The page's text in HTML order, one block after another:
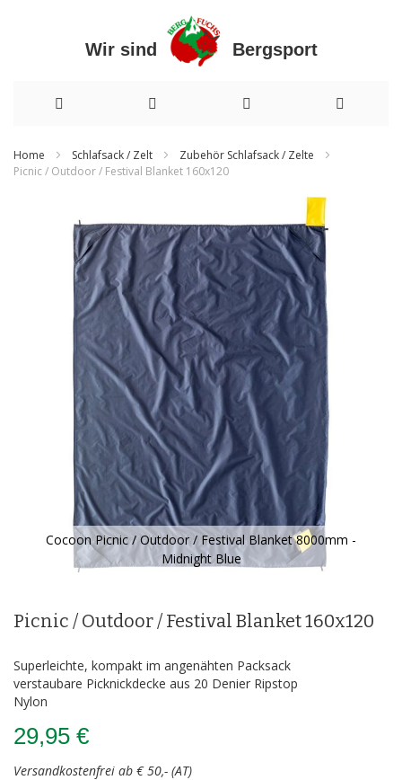
Wir sind Bergsport
zum
Home Schlafsack / Zelt
Zubehör Schlafsack / Zelte
Picnic / Outdoor / Festival Blanket 160x120
Bildergalerie
Cocoon Picnic / Outdoor / Festival Blanket 8000mm -
Midnight Blue
der
Bildergalerie
Picnic / Outdoor / Festival Blanket 160x120
Superleichte, kompakt im angenähten Packsack
verstaubare Picknickdecke aus 20 Denier Ripstop
Nylon
29,95 €
Versandkostenfrei ab € 50,- (AT)